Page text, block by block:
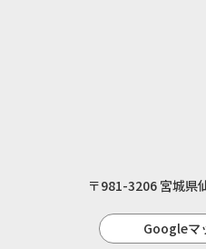
〒981-3206 宮城県
Googleマ